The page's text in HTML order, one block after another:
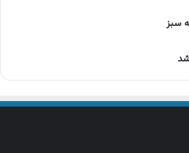
سبز